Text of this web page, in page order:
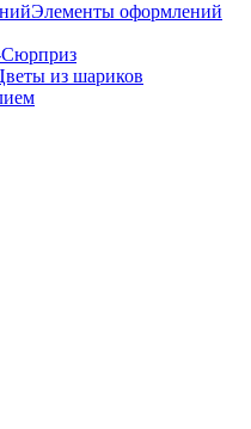
Элементы оформлений
из шариков